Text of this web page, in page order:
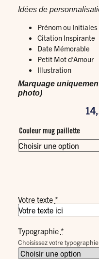
Idées de
Prénom ou Initiales
Citation Inspirante
Date Mémorable
Petit Mot d’Amour
Illustration
Marquage
photo)
Couleur mug paillette
Votre texte *
Typographie *
Choisissez votre typographie